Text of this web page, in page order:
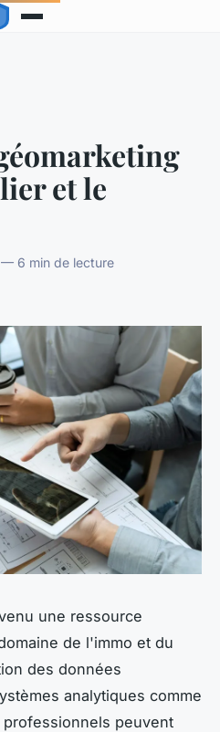
et le
6 min de lecture
une ressource
de l'immo et du
des données
analytiques comme
professionnels peuvent